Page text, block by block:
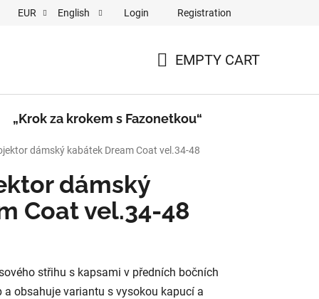
krokem s Fazonetkou“ Videa
EUR English Login Registration
CART
EMPTY CART
„Krok za krokem s Fazonetkou“
dámský kabátek Dream Coat vel.34-48
dámský
Coat vel.34-48
střihu s kapsami v předních bočních
obsahuje variantu s vysokou kapucí a